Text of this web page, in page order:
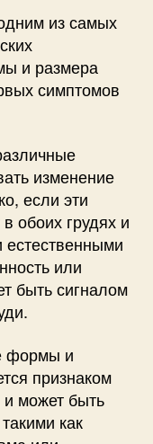
из самых
и размера
симптомов
изменение
если эти
обоих грудях и
или
быть сигналом
формы и
признаком
и может быть
как